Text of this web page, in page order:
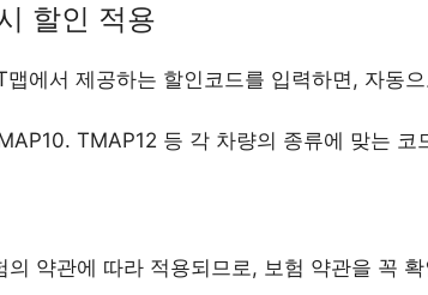
할인 적용
맵에서 제공하는 할인코드를 입력하면, 자동
TMAP12 등 각 차량의 종류에 맞는 코
의 약관에 따라 적용되므로, 보험 약관을 꼭